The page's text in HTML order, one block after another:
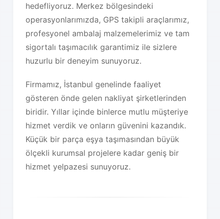
hedefliyoruz. Merkez bölgesindeki
operasyonlarımızda, GPS takipli araçlarımız,
profesyonel ambalaj malzemelerimiz ve tam
sigortalı taşımacılık garantimiz ile sizlere
huzurlu bir deneyim sunuyoruz.
Firmamız, İstanbul genelinde faaliyet
gösteren önde gelen nakliyat şirketlerinden
biridir. Yıllar içinde binlerce mutlu müşteriye
hizmet verdik ve onların güvenini kazandık.
Küçük bir parça eşya taşımasından büyük
ölçekli kurumsal projelere kadar geniş bir
hizmet yelpazesi sunuyoruz.